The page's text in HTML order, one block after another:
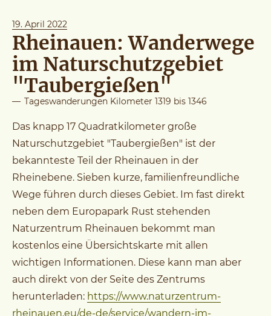
19. April 2022
Rheinauen: Wanderwege
im Naturschutzgebiet
"Taubergießen"
— Tageswanderungen Kilometer 1319 bis 1346
Das knapp 17 Quadratkilometer große
Naturschutzgebiet "Taubergießen" ist der
bekannteste Teil der Rheinauen in der
Rheinebene. Sieben kurze, familienfreundliche
Wege führen durch dieses Gebiet. Im fast direkt
neben dem Europapark Rust stehenden
Naturzentrum Rheinauen bekommt man
kostenlos eine Übersichtskarte mit allen
wichtigen Informationen. Diese kann man aber
auch direkt von der Seite des Zentrums
herunterladen: https://www.naturzentrum-
rheinauen.eu/de-de/service/wandern-im-